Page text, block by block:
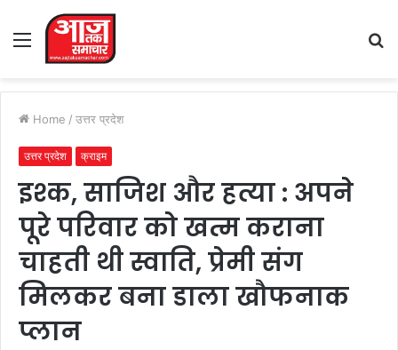
Menu
Home / उत्तर प्रदेश
उत्तर प्रदेश क्राइम
इश्क, साजिश और हत्या : अपने
पूरे परिवार को खत्म कराना
चाहती थी स्वाति, प्रेमी संग
मिलकर बना डाला खौफनाक
प्लान